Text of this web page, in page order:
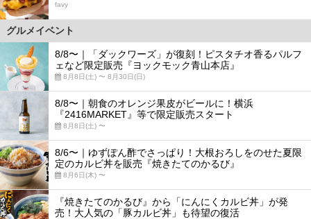
favy
グルメイベント
8/8〜｜「ダックワーズ」が復刻！ピスタチオ香るパルフ
ェなど限定販売『ヨックモック青山本店』
8月8日(土) 〜 8月30日(日)
8/8〜｜朝食のオレンジ果皮がビールに！横浜
『2416MARKET』等で限定販売スタート
8月8日(土) 〜
8/6〜｜ゆずぽん酢でさっぱり！大根おろしをのせた夏限
定のカルビ丼を販売『焼きたてのかるび』
8月6日(木) 〜
『焼きたてのかるび』から「にんにくカルビ丼」が発
売！大人気の「豚カルビ丼」も待望の復活